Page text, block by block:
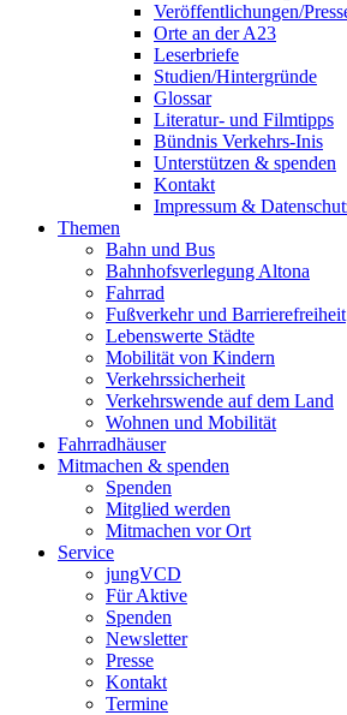
Veröffentlichungen/
Orte an der A23
Leserbriefe
Studien/Hintergründe
Glossar
Literatur- und Filmtipps
Bündnis Verkehrs-Inis
Unterstützen & spenden
Kontakt
Impressum &
Themen
Bahn und Bus
Bahnhofsverlegung Altona
Fahrrad
Fußverkehr und Barrierefreiheit
Lebenswerte Städte
Mobilität von Kindern
Verkehrssicherheit
Verkehrswende auf dem Land
Wohnen und Mobilität
Fahrradhäuser
Mitmachen & spenden
Spenden
Mitglied werden
Mitmachen vor Ort
Service
jungVCD
Für Aktive
Spenden
Newsletter
Presse
Kontakt
Termine